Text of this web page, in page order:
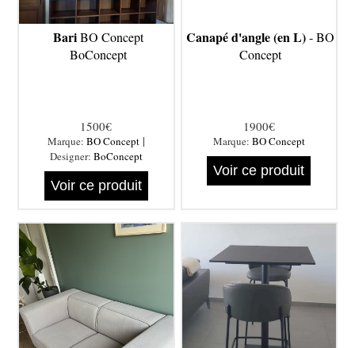
BariBO Concept
BoConcept
1500€
Marque: BO Concept|
Designer: BoConcept
Voir ce produit
Canapé d'angle (en L)- BO
Concept
1900€
Marque: BO Concept
Voir ce produit